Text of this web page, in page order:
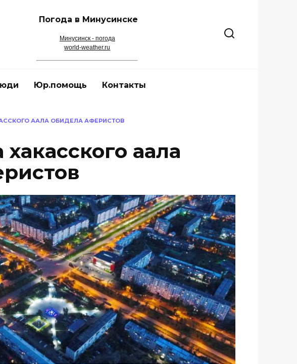
Погода в Минусинске
Минусинск - погода
world-weather.ru
Юр.помощь Контакты
ААЛА ОБИДЕЛА АФЕРИСТОВ
аала